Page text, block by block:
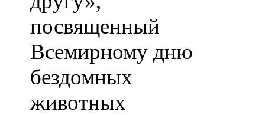
посвященный
Всемирному дню
бездомных
животных